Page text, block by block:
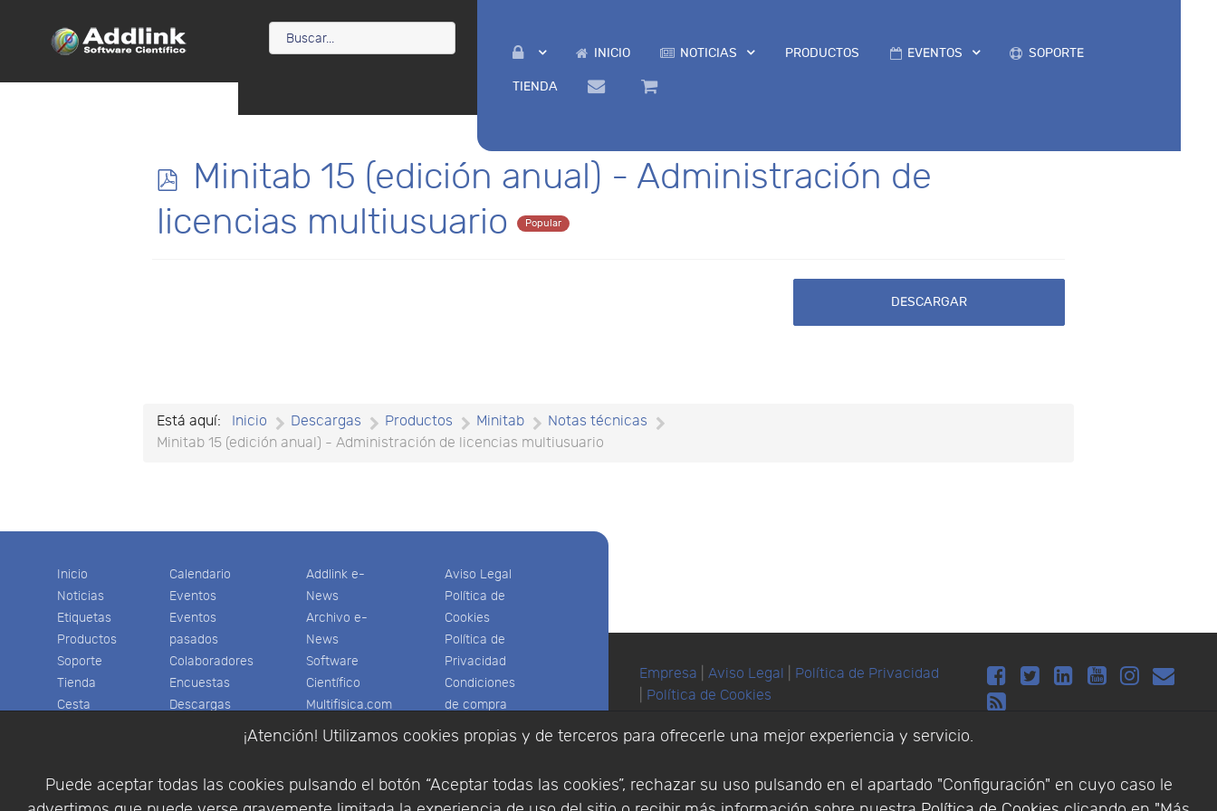
¡Atención! Utilizamos cookies propias y de terceros para ofrecerle una mejor experiencia y servicio.
Puede aceptar todas las cookies pulsando el botón “Aceptar todas las cookies”, rechazar su uso pulsando en el apartado "Configuración" en cuyo caso le
INICIO NOTICIAS PRODUCTOS EVENTOS SOPORTE
TIENDA
p
d
Minitab 15 (edición anual) - Administración de
licencias multiusuario
Popular
DESCARGAR
Está aquí: Inicio Descargas Productos Minitab
Notas técnicas
Minitab 15 (edición anual) - Administración de licencias multiusuario
Inicio
Noticias
Etiquetas
Productos
Soporte
Tienda
Cesta
Calendario
Eventos
Eventos
pasados
Colaboradores
Encuestas
Descargas
Addlink e-
News
Archivo e-
News
Software
Científico
Multifisica.com
Síganos
Aviso Legal
Política de
Cookies
Política de
Privacidad
Condiciones
de compra
Identificarse
Registrarse
Empresa Aviso Legal
Política de Privacidad
Política de Cookies
Científico, S.L.
España y Portugal.